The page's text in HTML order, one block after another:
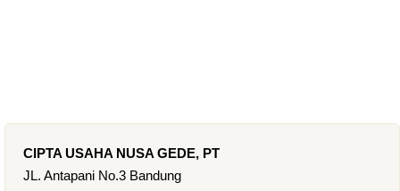
CIPTA USAHA NUSA GEDE, PT
JL. Antapani No.3 Bandung